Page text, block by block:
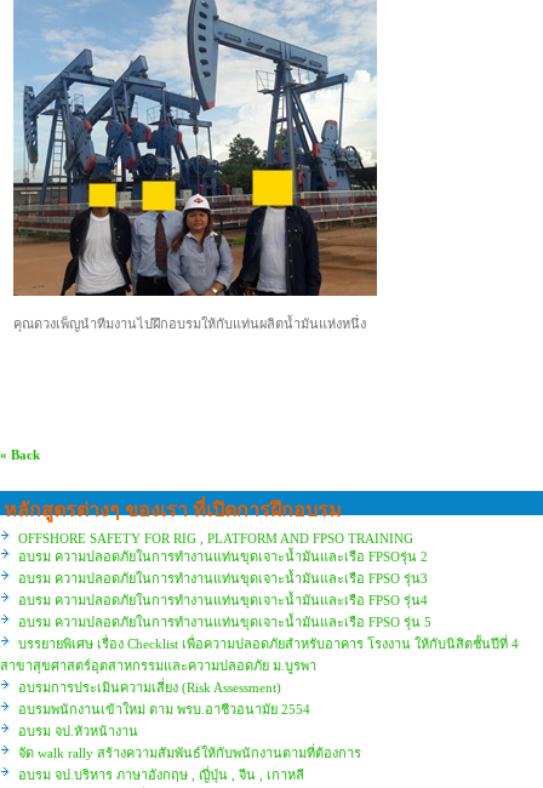
คุณดวงเพ็ญนำทีมงานไปฝึกอบรมให้กับแท่นผลิตน้ำมันแห่งหนึ่ง
« Back
หลักสูตรต่างๆ ของเรา ที่เปิดการฝึกอบรม
OFFSHORE SAFETY FOR RIG , PLATFORM AND FPSO TRAINING
อบรม ความปลอดภัยในการทำงานแท่นขุดเจาะน้ำมันและเรือ FPSOรุ่น 2
อบรม ความปลอดภัยในการทำงานแท่นขุดเจาะน้ำมันและเรือ FPSO รุ่น3
อบรม ความปลอดภัยในการทำงานแท่นขุดเจาะน้ำมันและเรือ FPSO รุ่น4
อบรม ความปลอดภัยในการทำงานแท่นขุดเจาะน้ำมันและเรือ FPSO รุ่น 5
บรรยายพิเศษ เรื่อง Checklist เพื่อความปลอดภัยสำหรับอาคาร โรงงาน ให้กับนิสิตชั้นปีที่ 4
สาขาสุขศาสตร์อุตสาหกรรมและความปลอดภัย ม.บูรพา
อบรมการประเมินความเสี่ยง (Risk Assessment)
อบรมพนักงานเข้าใหม่ ตาม พรบ.อาชีวอนามัย 2554
อบรม จป.หัวหน้างาน
จัด walk rally สร้างความสัมพันธ์ให้กับพนักงานตามที่ต้องการ
อบรม จป.บริหาร ภาษาอังกฤษ , ญี่ปุ่น , จีน , เกาหลี